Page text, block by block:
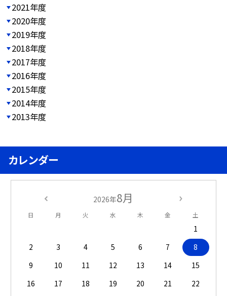
2021年度
2020年度
2019年度
2018年度
2017年度
2016年度
2015年度
2014年度
2013年度
カレンダー
2026年8月
日 月 火 水 木 金 土
1
2
3 4 5 6 7
8
9
10 11 12 13 14
15
16
17 18 19 20 21
22